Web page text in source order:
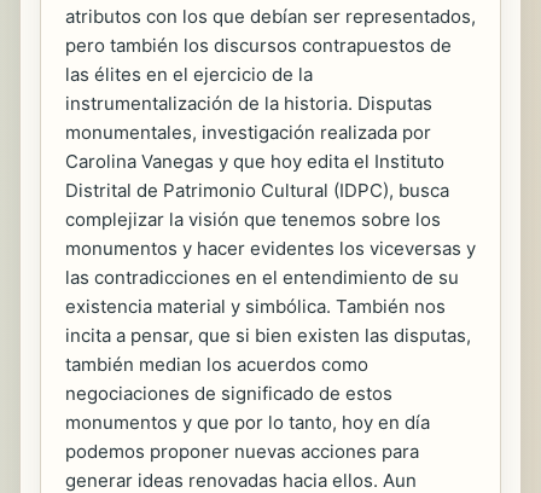
atributos con los que debían ser representados,
pero también los discursos contrapuestos de
las élites en el ejercicio de la
instrumentalización de la historia. Disputas
monumentales, investigación realizada por
Carolina Vanegas y que hoy edita el Instituto
Distrital de Patrimonio Cultural (IDPC), busca
complejizar la visión que tenemos sobre los
monumentos y hacer evidentes los viceversas y
las contradicciones en el entendimiento de su
existencia material y simbólica. También nos
incita a pensar, que si bien existen las disputas,
también median los acuerdos como
negociaciones de significado de estos
monumentos y que por lo tanto, hoy en día
podemos proponer nuevas acciones para
generar ideas renovadas hacia ellos. Aun